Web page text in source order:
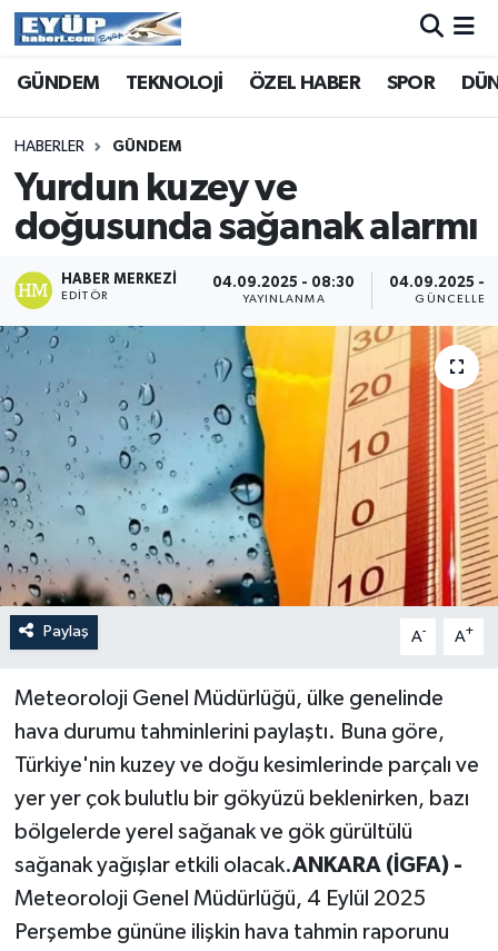
GÜNDEM TEKNOLOJİ ÖZEL HABER SPOR
HABERLER GÜNDEM
Yurdun kuzey ve
doğusunda sağanak alarmı
HABER MERKEZI
EDITÖR
04.09.2025 - 08:30
YAYINLANMA
04.09.2025 -
Paylaş A- A+
Meteoroloji Genel Müdürlüğü, ülke genelinde
hava durumu tahminlerini paylaştı. Buna göre,
Türkiye'nin kuzey ve doğu kesimlerinde parçalı ve
yer yer çok bulutlu bir gökyüzü beklenirken, bazı
bölgelerde yerel sağanak ve gök gürültülü
sağanak yağışlar etkili olacak.ANKARA (İGFA) -
Meteoroloji Genel Müdürlüğü, 4 Eylül 2025
Perşembe gününe ilişkin hava tahmin raporunu